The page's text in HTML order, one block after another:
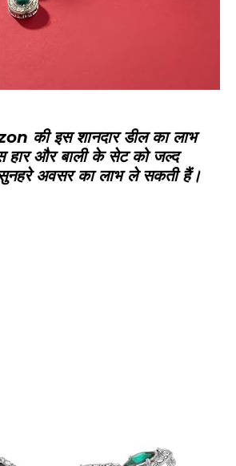
की इस शानदार डील का लाभ
हार और बाली के सेट को जल्द
अवसर का लाभ ले सकती हैं।